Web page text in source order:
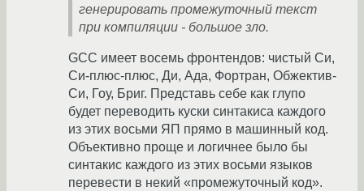
генерировать промежуточный текст
при компиляции - большое зло.
GCC имеет восемь фронтендов: чистый Си,
Cи-плюс-плюс, Ди, Ада, Фортран, Обжектив-
Си, Гоу, Бриг. Представь себе как глупо
будет переводить куски синтакиса каждого
из этих восьми ЯП прямо в машинный код.
Объективно проще и логичнее было бы
синтакис каждого из этих восьми языков
перевести в некий «промежуточный код».